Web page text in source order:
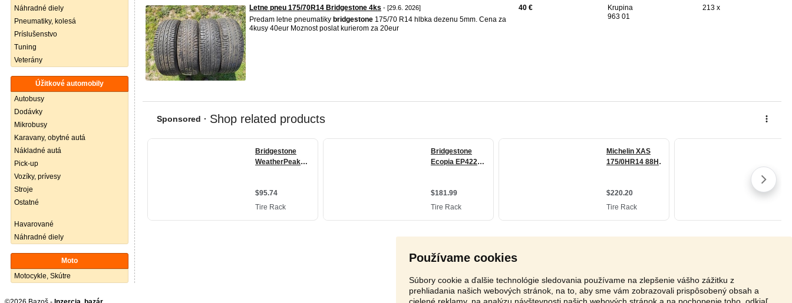
Používame cookies
Súbory cookie a ďalšie technológie sledovania používame na zlepšenie vášho zážitku z
prehliadania našich webových stránok, na to, aby sme vám zobrazovali prispôsobený obsah a
cielené reklamy, na analýzu návštevnosti našich webových stránok a na pochopenie toho, odkiaľ
Náhradné diely
Pneumatiky, kolesá
Príslušenstvo
Tuning
Veterány
Úžitkové automobily
Autobusy
Dodávky
Mikrobusy
Karavany, obytné autá
Nákladné autá
Pick-up
Vozíky, prívesy
Stroje
Ostatné
Havarované
Náhradné diely
Moto
Motocykle, Skútre
Letne pneu 175/70R14 Bridgestone 4ks - [29.6. 2026]
Predam letne pneumatiky bridgestone 175/70 R14 hlbka dezenu 5mm. Cena za
4kusy 40eur Moznost poslat kurierom za 20eur
40 €
Krupina
963 01
213 x